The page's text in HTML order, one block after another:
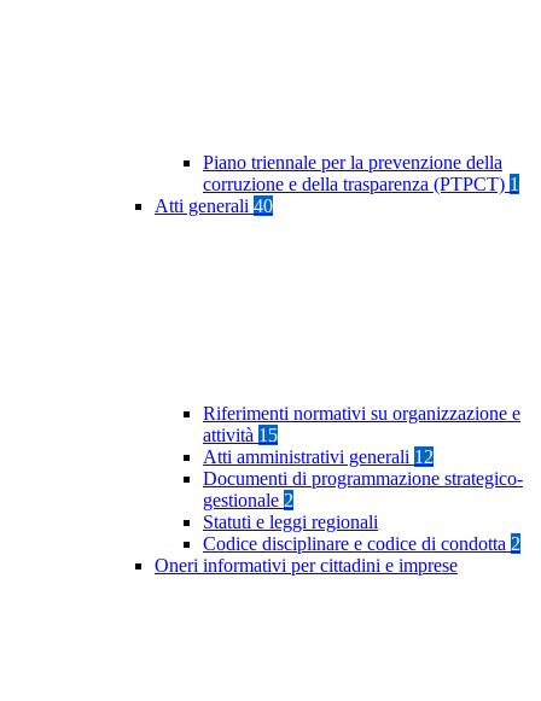
Piano triennale per la prevenzione della
corruzione e della trasparenza (PTPCT) 1
Atti generali 40
Riferimenti normativi su organizzazione e
attività 15
Atti amministrativi generali 12
Documenti di programmazione strategico-
gestionale 2
Statuti e leggi regionali
Codice disciplinare e codice di condotta 2
Oneri informativi per cittadini e imprese